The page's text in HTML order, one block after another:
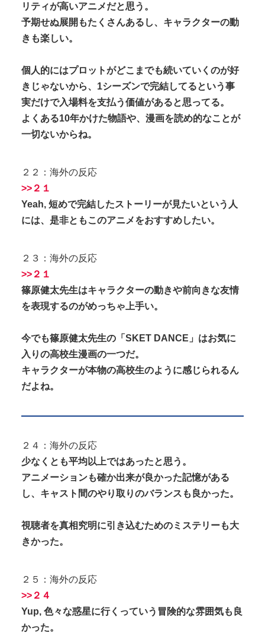
リティが高いアニメだと思う。
予期せぬ展開もたくさんあるし、キャラクターの動
きも楽しい。
個人的にはプロットがどこまでも続いていくのが好
きじゃないから、1シーズンで完結してるという事
実だけで入場料を支払う価値があると思ってる。
よくある10年かけた物語や、漫画を読め的なことが
一切ないからね。
２２：海外の反応
>>２１
Yeah, 短めで完結したストーリーが見たいという人
には、是非ともこのアニメをおすすめしたい。
２３：海外の反応
>>２１
篠原健太先生はキャラクターの動きや前向きな友情
を表現するのがめっちゃ上手い。
今でも篠原健太先生の「SKET DANCE」はお気に
入りの高校生漫画の一つだ。
キャラクターが本物の高校生のように感じられるん
だよね。
２４：海外の反応
少なくとも平均以上ではあったと思う。
アニメーションも確か出来が良かった記憶がある
し、キャスト間のやり取りのバランスも良かった。
視聴者を真相究明に引き込むためのミステリーも大
きかった。
２５：海外の反応
>>２４
Yup, 色々な惑星に行くっていう冒険的な雰囲気も良
かった。